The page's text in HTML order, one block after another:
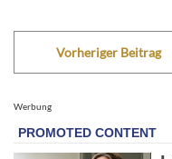
Vorheriger Beitrag
Werbung